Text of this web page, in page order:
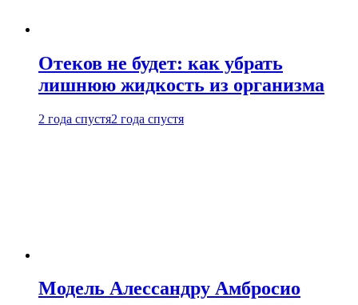
Отеков не будет: как убрать
лишнюю жидкость из организма
2 года спустя2 года спустя
Модель Алессандру Амбросио